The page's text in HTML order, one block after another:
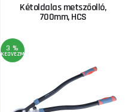
Kétoldalas metszőolló,
700mm, HCS
3 %
KEDVEZMÉNY